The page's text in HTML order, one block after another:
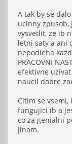
A tak by se
ucinny zpusob,
vysvetlit, ze ib
letni saty a ani
nepodleha
PRACOVNI
efektivne
naucil dobre
Citim se
fungujici ib a
co za genialni
jinam.